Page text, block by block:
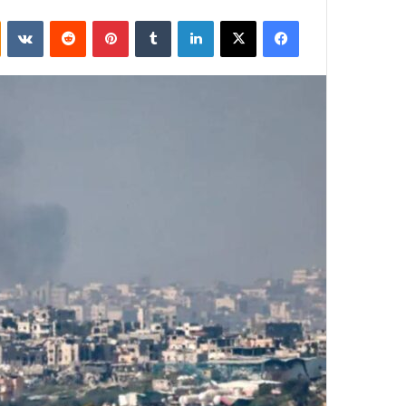
فيسبوك ‫X لينكدإن بينتيريست